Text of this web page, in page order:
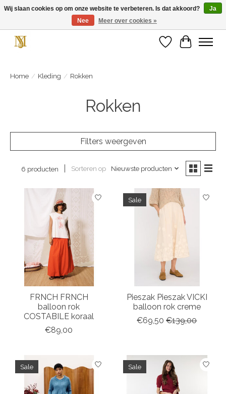
Unieke schoenen en een feestje aan je voeten! Gratis verzending vanaf € 75,-
Verlanglijst
Home / Kleding / Rokken
Rokken
Filters weergeven
6 producten Sorteren op Nieuwste producten
FRNCH FRNCH
balloon rok
COSTABILE koraal
€89,00
Sale
Pieszak Pieszak VICKI
balloon rok creme
€69,50 €139,00
Sale Sale
Wij slaan cookies op om onze website te verbeteren. Is dat akkoord?
Ja
Nee
Meer over cookies »